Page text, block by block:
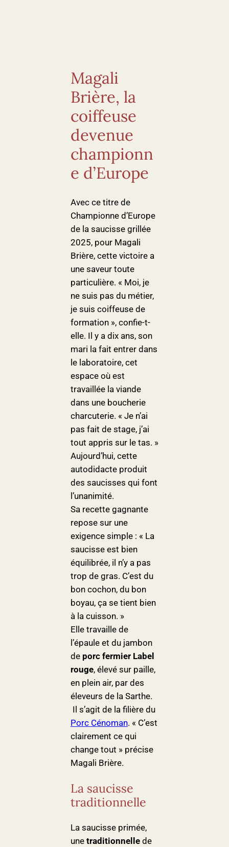
Magali
Brière, la
coiffeuse
devenue
championn
e d’Europe
Avec ce titre de
Championne d’Europe
de la saucisse grillée
2025, pour Magali
Brière, cette victoire a
une saveur toute
particulière. « Moi, je
ne suis pas du métier,
je suis coiffeuse de
formation », confie-t-
elle. Il y a dix ans, son
mari la fait entrer dans
le laboratoire, cet
espace où est
travaillée la viande
dans une boucherie
charcuterie. « Je n’ai
pas fait de stage, j’ai
tout appris sur le tas. »
Aujourd’hui, cette
autodidacte produit
des saucisses qui font
l’unanimité.
Sa recette gagnante
repose sur une
exigence simple : « La
saucisse est bien
équilibrée, il n’y a pas
trop de gras. C’est du
bon cochon, du bon
boyau, ça se tient bien
à la cuisson. »
Elle travaille de
l’épaule et du jambon
de porc fermier Label
rouge, élevé sur paille,
en plein air, par des
éleveurs de la Sarthe.
Il s’agit de la filière du
Porc Cénoman. « C’est
clairement ce qui
change tout » précise
Magali Brière.
La saucisse
traditionnelle
La saucisse primée,
une traditionnellede